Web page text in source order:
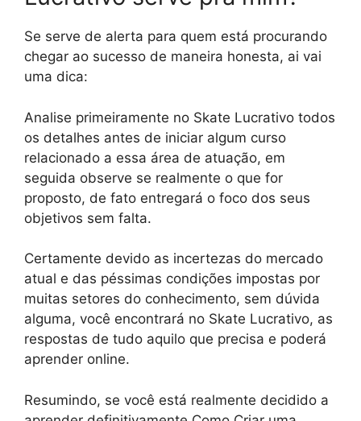
Se serve de alerta para quem está procurando
chegar ao sucesso de maneira honesta, ai vai
uma dica:
Analise primeiramente no Skate Lucrativo todos
os detalhes antes de iniciar algum curso
relacionado a essa área de atuação, em
seguida observe se realmente o que for
proposto, de fato entregará o foco dos seus
objetivos sem falta.
Certamente devido as incertezas do mercado
atual e das péssimas condições impostas por
muitas setores do conhecimento, sem dúvida
alguma, você encontrará no Skate Lucrativo, as
respostas de tudo aquilo que precisa e poderá
aprender online.
Resumindo, se você está realmente decidido a